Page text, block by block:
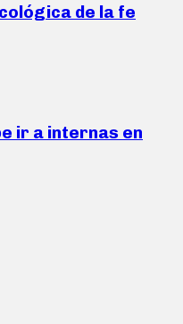
de la fe
ir a internas en